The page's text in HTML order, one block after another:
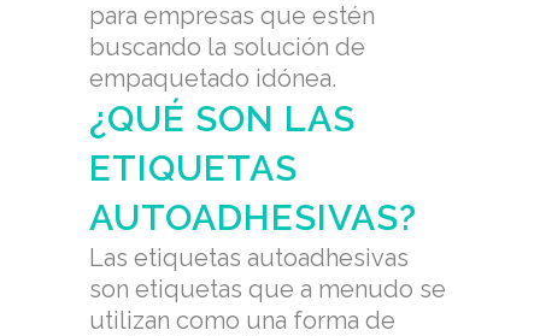
para empresas que estén
buscando la solución de
empaquetado idónea.
¿QUÉ SON LAS
ETIQUETAS
AUTOADHESIVAS?
Las etiquetas autoadhesivas
son etiquetas que a menudo se
utilizan como una forma de